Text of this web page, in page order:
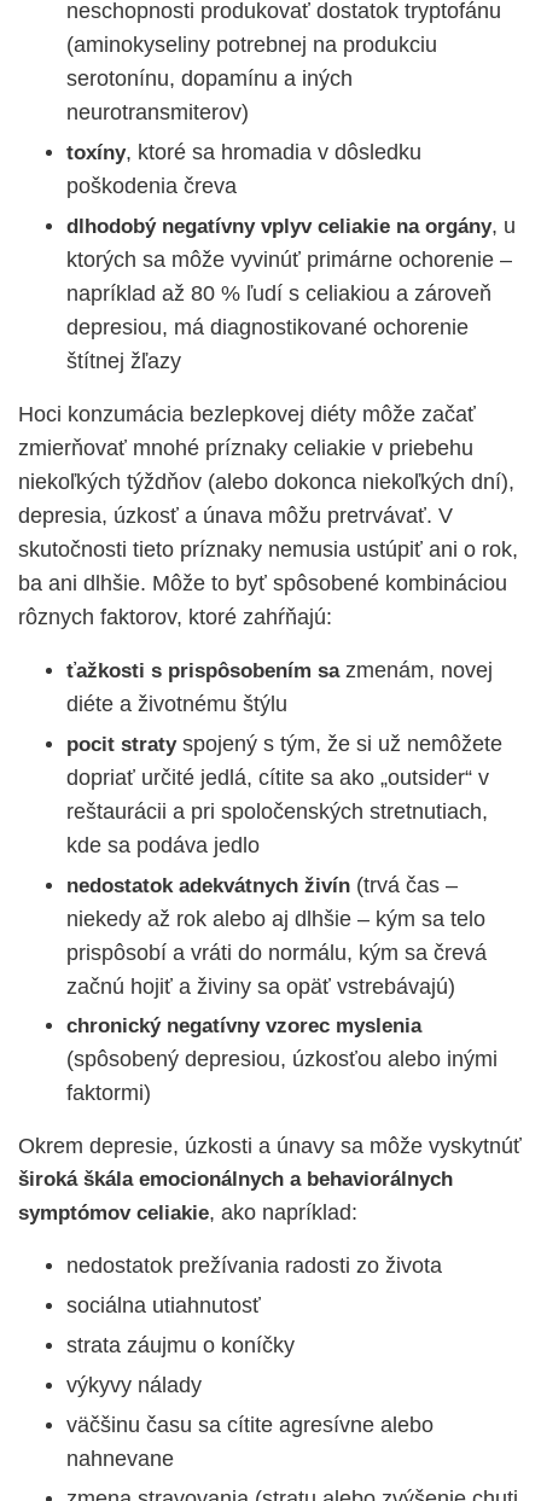
neschopnosti produkovať dostatok tryptofánu
(aminokyseliny potrebnej na produkciu
serotonínu, dopamínu a iných
neurotransmiterov)
toxíny, ktoré sa hromadia v dôsledku
poškodenia čreva
dlhodobý negatívny vplyv celiakie na orgány, u
ktorých sa môže vyvinúť primárne ochorenie –
napríklad až 80 % ľudí s celiakiou a zároveň
depresiou, má diagnostikované ochorenie
štítnej žľazy
Hoci konzumácia bezlepkovej diéty môže začať
zmierňovať mnohé príznaky celiakie v priebehu
niekoľkých týždňov (alebo dokonca niekoľkých dní),
depresia, úzkosť a únava môžu pretrvávať. V
skutočnosti tieto príznaky nemusia ustúpiť ani o rok,
ba ani dlhšie. Môže to byť spôsobené kombináciou
rôznych faktorov, ktoré zahŕňajú:
ťažkosti s prispôsobením sazmenám, novej
diéte a životnému štýlu
pocit stratyspojený s tým, že si už nemôžete
dopriať určité jedlá, cítite sa ako „outsider“ v
reštaurácii a pri spoločenských stretnutiach,
kde sa podáva jedlo
nedostatok adekvátnych živín (trvá čas –
niekedy až rok alebo aj dlhšie – kým sa telo
prispôsobí a vráti do normálu, kým sa črevá
začnú hojiť a živiny sa opäť vstrebávajú)
chronický negatívny vzorec myslenia
(spôsobený depresiou, úzkosťou alebo inými
faktormi)
Okrem depresie, úzkosti a únavy sa môže vyskytnúť
široká škála emocionálnych a behaviorálnych
symptómov celiakie, ako napríklad:
nedostatok prežívania radosti zo života
sociálna utiahnutosť
strata záujmu o koníčky
výkyvy nálady
väčšinu času sa cítite agresívne alebo
nahnevane